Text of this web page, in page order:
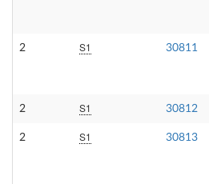
2 S1 30811
2 S1 30812
2 S1 30813